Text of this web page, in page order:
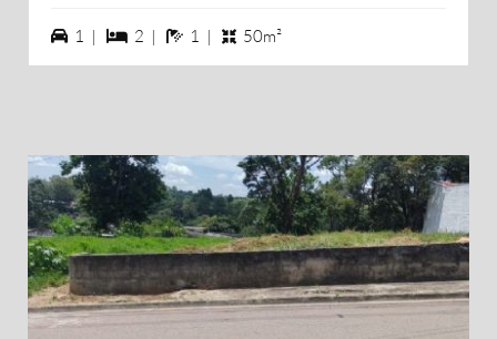
1 vagas na garagem
1 | 2 dormiórios
2 | 1 banheiros
1 | 50m²